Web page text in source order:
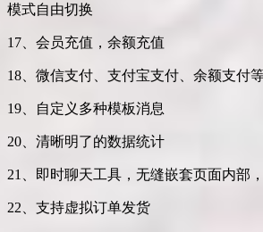
模式自由切换
17、会员充值，余额充值
18、微信支付、支付宝支付、余额支付
19、自定义多种模板消息
20、清晰明了的数据统计
21、即时聊天工具，无缝嵌套页面内部
22、支持虚拟订单发货